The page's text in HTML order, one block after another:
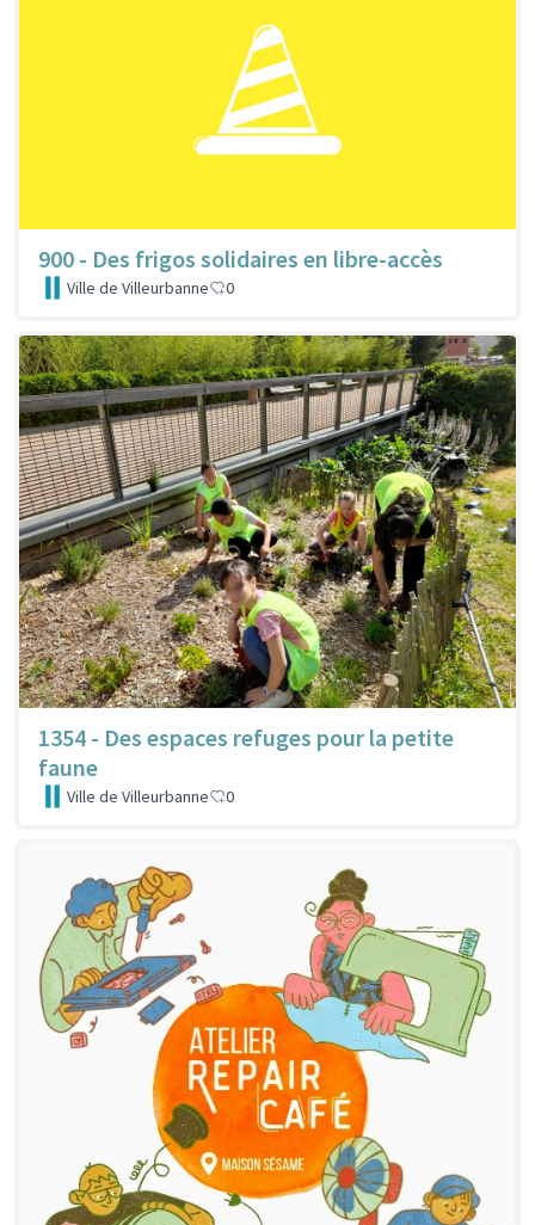
900 - Des frigos solidaires en libre-accès
Ville de Villeurbanne 0
1354 - Des espaces refuges pour la petite
faune
Ville de Villeurbanne 0